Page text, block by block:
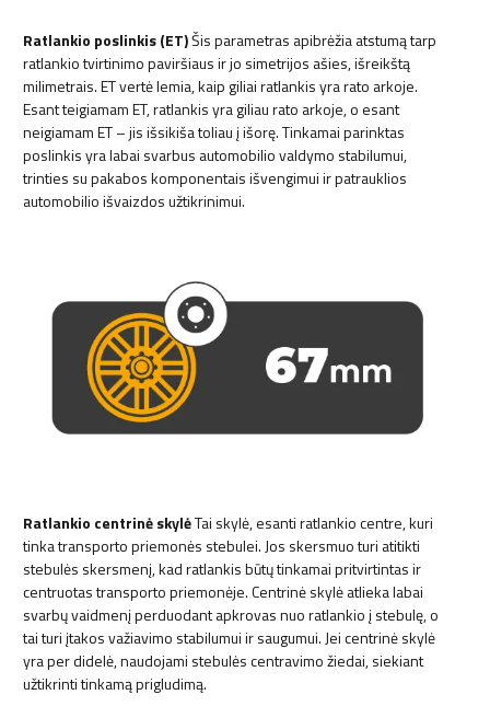
Ratlankio poslinkis (ET)Šis parametras apibrėžia atstumą tarp
ratlankio tvirtinimo paviršiaus ir jo simetrijos ašies, išreikštą
milimetrais. ET vertė lemia, kaip giliai ratlankis yra rato arkoje.
Esant teigiamam ET, ratlankis yra giliau rato arkoje, o esant
neigiamam ET – jis išsikiša toliau į išorę. Tinkamai parinktas
poslinkis yra labai svarbus automobilio valdymo stabilumui,
trinties su pakabos komponentais išvengimui ir patrauklios
automobilio išvaizdos užtikrinimui.
Ratlankio centrinė skylėTai skylė, esanti ratlankio centre, kuri
tinka transporto priemonės stebulei. Jos skersmuo turi atitikti
stebulės skersmenį, kad ratlankis būtų tinkamai pritvirtintas ir
centruotas transporto priemonėje. Centrinė skylė atlieka labai
svarbų vaidmenį perduodant apkrovas nuo ratlankio į stebulę, o
tai turi įtakos važiavimo stabilumui ir saugumui. Jei centrinė skylė
yra per didelė, naudojami stebulės centravimo žiedai, siekiant
užtikrinti tinkamą prigludimą.